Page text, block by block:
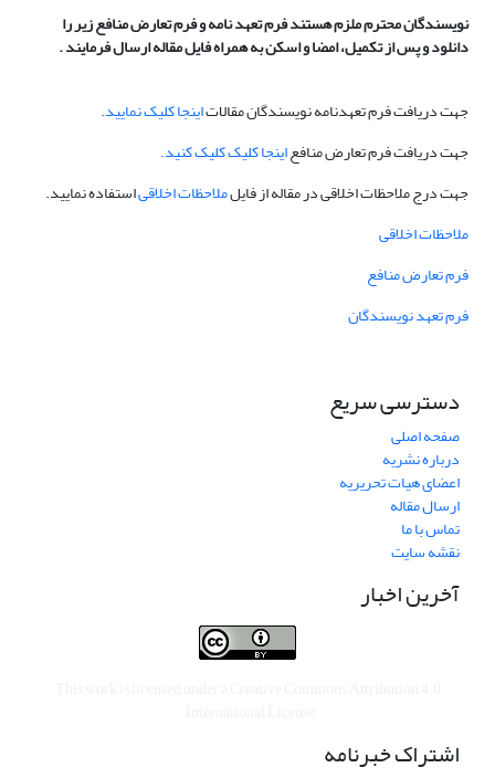
نویسندگان محترم ملزم هستند فرم تعهد نامه و فرم تعارض منافع زیر را
دانلود و پس از تکمیل، امضا و اسکن به همراه فایل مقاله ارسال فرمایند .
جهت دریافت فرم تعهدنامه نویسندگان مقالاتاینجا کلیک نمایید.
جهت دریافت فرم تعارض منافعاینجا کلیک کلیک کنید.
جهت درج ملاحظات اخلاقی در مقاله از فایلملاحظات اخلاقیاستفاده نمایید.
ملاحظات اخلاقی
فرم تعارض منافع
فرم تعهد نویسندگان
دسترسی سریع
صفحه اصلی
درباره نشریه
اعضای هیات تحریریه
ارسال مقاله
تماس با ما
نقشه سایت
آخرین اخبار
اشتراک خبرنامه